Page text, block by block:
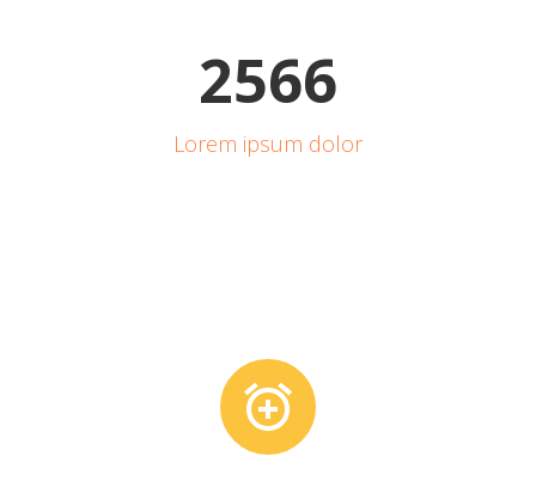
2566
Lorem ipsum dolor

